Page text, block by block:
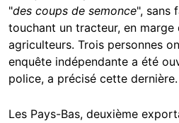
"des coups de semonce", sans
touchant un tracteur, en
agriculteurs. Trois personnes
enquête indépendante a été
police, a précisé cette dernière.
Les Pays-Bas, deuxième